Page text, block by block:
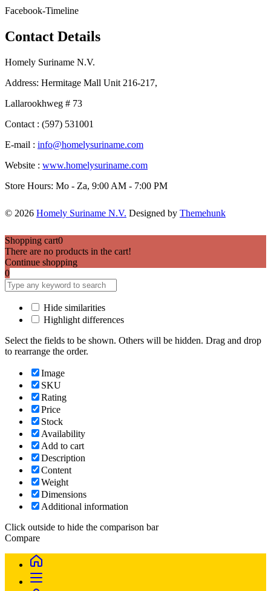
Facebook-Timeline
Contact Details
Homely Suriname N.V.
Address: Hermitage Mall Unit 216-217,
Lallarookhweg # 73
Contact : (597) 531001
E-mail : info@homelysuriname.com
Website : www.homelysuriname.com
Store Hours: Mo - Za, 9:00 AM - 7:00 PM
© 2026 Homely Suriname N.V. Designed by Themehunk
Shopping cart0
There are no products in the cart!
Continue shopping
0
Hide similarities
Highlight differences
Select the fields to be shown. Others will be hidden. Drag and drop
to rearrange the order.
Image
SKU
Rating
Price
Stock
Availability
Add to cart
Description
Content
Weight
Dimensions
Additional information
Click outside to hide the comparison bar
Compare